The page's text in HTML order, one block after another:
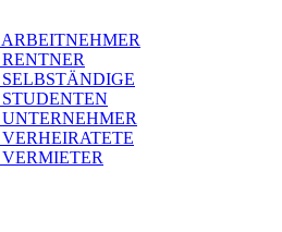
ARBEITNEHMER
SELBSTÄNDIGE
STUDENTEN
UNTERNEHMER
VERHEIRATETE
VERMIETER